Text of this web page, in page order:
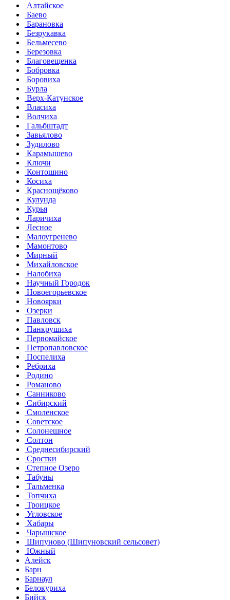
Алтайское
Баево
Барановка
Безрукавка
Бельмесево
Березовка
Благовещенка
Бобровка
Боровиха
Бурла
Верх-Катунское
Власиха
Волчиха
Гальбштадт
Завьялово
Зудилово
Карамышево
Ключи
Контошино
Косиха
Краснощёково
Кулунда
Курья
Ларичиха
Лесное
Малоугренево
Мамонтово
Мирный
Михайловское
Налобиха
Научный Городок
Новоегорьевское
Новоярки
Озерки
Павловск
Панкрушиха
Первомайское
Петропавловское
Поспелиха
Ребриха
Родино
Романово
Санниково
Сибирский
Смоленское
Советское
Солонешное
Солтон
Среднесибирский
Сростки
Степное Озеро
Табуны
Тальменка
Топчиха
Троицкое
Угловское
Хабары
Чарышское
Шипуново (Шипуновский сельсовет)
Южный
Алейск
Барн
Барнаул
Белокуриха
Бийск